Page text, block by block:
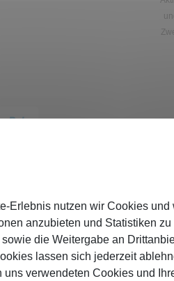
Katalog
Versand
Zahlung
Hinweise zur
Erlebnis nutzen wir Cookies
anzubieten und Statistiken
die Weitergabe an
lassen sich jederzeit
uns verwendeten Cookies und